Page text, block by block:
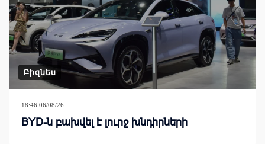
Բիզնես
18:46 06/08/26
BYD-ն բախվել է լուրջ խնդիրների